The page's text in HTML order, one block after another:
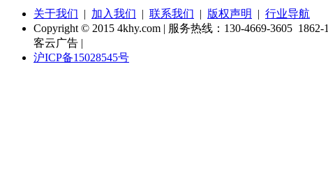
关于我们 | 加入我们 | 联系我们 | 版权声明 | 行业导航
Copyright © 2015 4khy.com | 服务热线：130-4669-3605 1862-
客云广告 |
沪ICP备15028545号